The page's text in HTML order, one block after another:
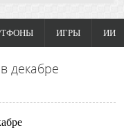
ИГРЫ ИИ
декабре